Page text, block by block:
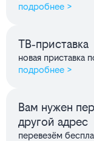
подробнее >
ТВ‑приставка
новая приставка
подробнее >
Вам нужен
другой адрес
перевезём